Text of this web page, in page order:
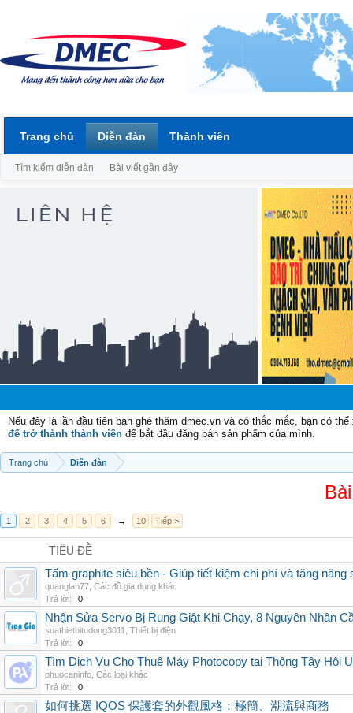
Nếu đây là lần đầu tiên bạn ghé thăm dmec.vn và có thắc mắc, bạn có
để trở thành thành viên để bắt đầu đăng bán sản phẩm của mình.
Trang chủ Diễn đàn
1 2 3 4 5 6 → 10 Tiếp >
TIÊU ĐỀ
Tấm graphite siêu bền - Giúp tiết kiệm chi phí và tăng năng
quanglan77 Các đồ gia dụng khác
Trả lời:
0
Nhận Sửa Servo Bị Rung Giật Khi Chạy, 8 Nguyên Nhân
suathietbitudong3011
Thiết bị điện
Trả lời:
0
Tìm Dịch Vụ Cho Thuê Máy Photocopy tại Thông Tây Hội
phuocaninfo Các loại khác
Trả lời:
0
如何挑選 IQOS 保護套的外觀風格：極簡、潮流與商務
Trang chủ Diễn đàn
Tìm kiếm diễn đàn Bài viết gần đây
Thành viên